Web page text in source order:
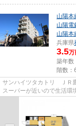
山陽本
山陽電
山陽本
兵庫県
3.5万
築年数
階数：
サンハイツタカトリ ＪＲ
スーパーが近いので生活